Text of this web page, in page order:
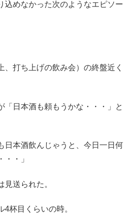
込めなかった次のようなエピソー
、打ち上げの飲み会）の終盤近く
「日本酒も頼もうかな・・・」と
日本酒飲んじゃうと、今日一日何
・・」
見送られた。
4杯目くらいの時。